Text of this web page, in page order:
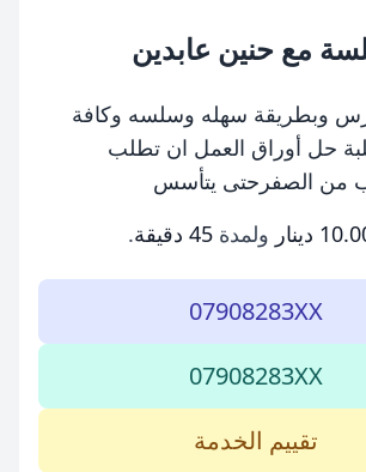
مع حنين عابدين
وبطريقة سهله وسلسه وكافة
حل أوراق العمل ان تطلب
من الصفرحتى يتأسس
دينار ولمدة 45 دقيقة .
07908283XX
07908283XX
تقييم الخدمة